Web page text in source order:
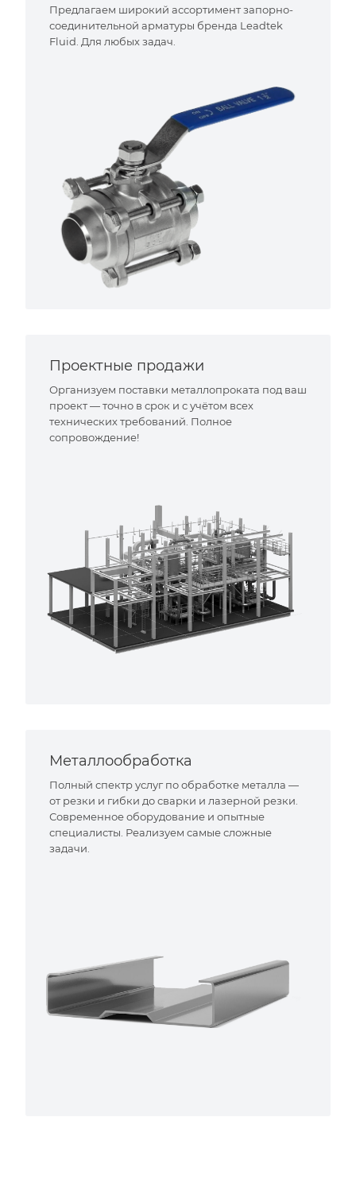
Предлагаем широкий ассортимент запорно-
соединительной арматуры бренда Leadtek
Fluid. Для любых задач.
Проектные продажи
Организуем поставки металлопроката под ваш
проект — точно в срок и с учётом всех
технических требований. Полное
сопровождение!
Металлообработка
Полный спектр услуг по обработке металла —
от резки и гибки до сварки и лазерной резки.
Современное оборудование и опытные
специалисты. Реализуем самые сложные
задачи.